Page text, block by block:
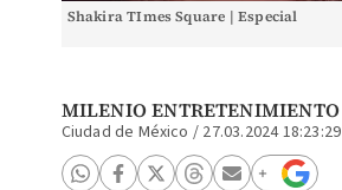
Shakira TImes Square | Especial
MILENIO ENTRETENIMIENTO
Ciudad de México / 27.03.2024 18:23:29